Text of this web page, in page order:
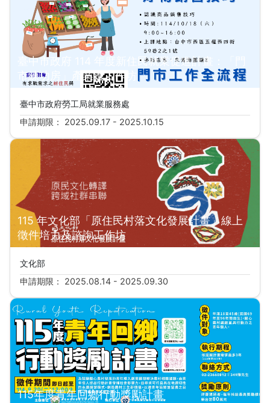
臺中市政府 114 年度新住民就業促進計畫：「門
市練功房」產業鏈工作坊
臺中市政府勞工局就業服務處
申請期限： 2025.09.17 - 2025.10.15
115 年文化部「原住民村落文化發展計畫」線上
徵件培力及諮詢工作坊
文化部
申請期限： 2025.08.14 - 2025.09.30
115年度青年回鄉行動獎勵計畫